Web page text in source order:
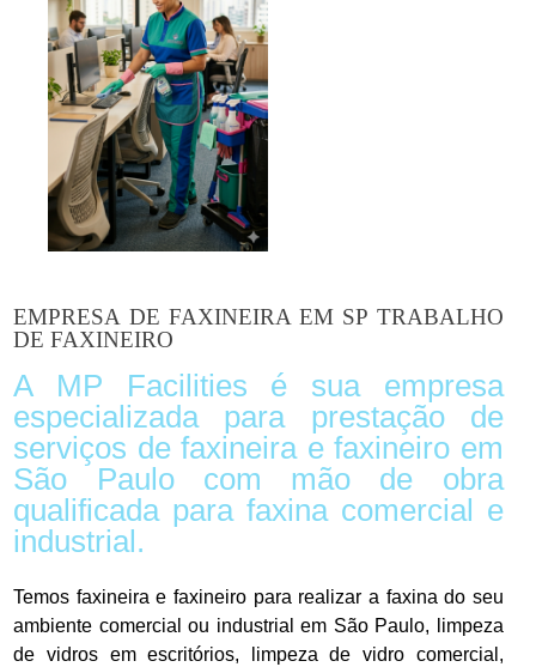
EMPRESA DE FAXINEIRA EM SP TRABALHO
DE FAXINEIRO
A MP Facilities é sua empresa
especializada para prestação de
serviços de faxineira e faxineiro em
São Paulo com mão de obra
qualificada para faxina comercial e
industrial.
Temos faxineira e faxineiro para realizar a faxina do seu
ambiente comercial ou industrial em São Paulo, limpeza
de vidros em escritórios, limpeza de vidro comercial,